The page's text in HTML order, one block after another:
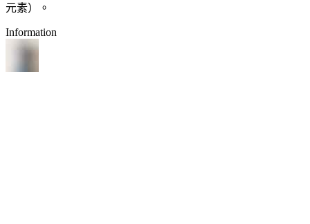
元素）。
Information